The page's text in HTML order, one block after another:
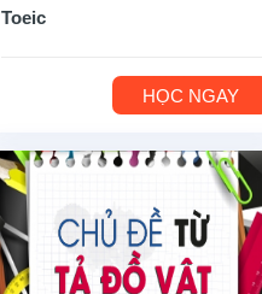
Toeic
HỌC NGAY